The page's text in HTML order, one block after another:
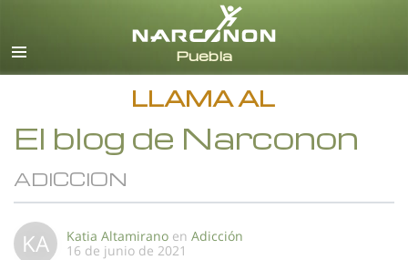
Español
Todas las Regiones/Idiomas
LLAMA AL
El blog de Narconon
ADICCION
KA Katia Altamirano en Adicción
16 de junio de 2021